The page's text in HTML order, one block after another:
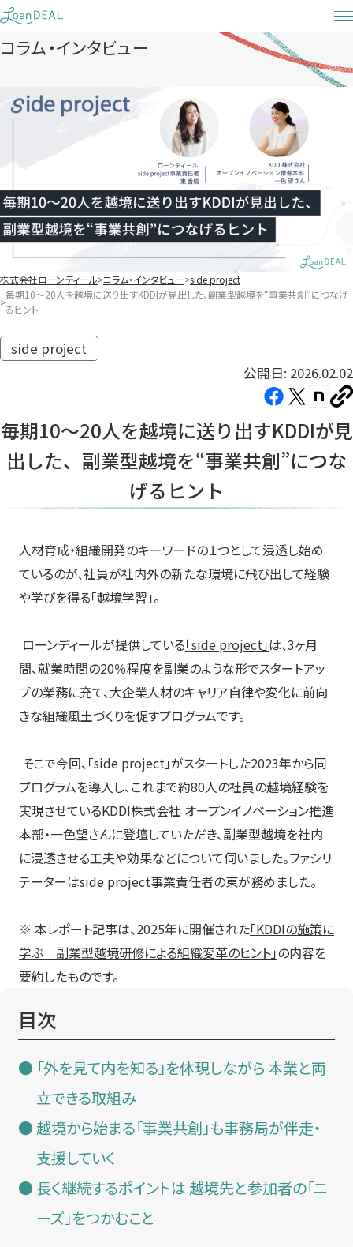
Skip
to
content
コラム・インタビュー
株式会社ローンディール コラム・インタビュー side project
毎期10～20人を越境に送り出すKDDIが見出した、副業型越境を“事業共創”につなげ
るヒント
side project
公開日: 2026.02.02
Facebook（新
い
タ
ま
す）
X（新
い
タ
ま
す）
note（新
い
タ
ま
す）
コ
ピ
ー
毎期10～20人を越境に送り出すKDDIが見
出した、副業型越境を“事業共創”につな
げるヒント
人材育成・組織開発のキーワードの１つとして浸透し始め
ているのが、社員が社内外の新たな環境に飛び出して経験
や学びを得る「越境学習」。
ローンディールが提供している「side project」は、3ヶ月
間、就業時間の20％程度を副業のような形でスタートアッ
プの業務に充て、大企業人材のキャリア自律や変化に前向
きな組織風土づくりを促すプログラムです。
そこで今回、「side project」がスタートした2023年から同
プログラムを導入し、これまで約80人の社員の越境経験を
実現させているKDDI株式会社 オープンイノベーション推進
本部・一色望さんに登壇していただき、副業型越境を社内
に浸透させる工夫や効果などについて伺いました。ファシリ
テーターはside project事業責任者の東が務めました。
※ 本レポート記事は、2025年に開催された「KDDIの施策に
学ぶ｜副業型越境研修による組織変革のヒント」の内容を
要約したものです。
目次
「外を見て内を知る」を体現しながら 本業と両
立できる取組み
越境から始まる「事業共創」も事務局が伴走・
支援していく
長く継続するポイントは 越境先と参加者の「ニ
ーズ」をつかむこと